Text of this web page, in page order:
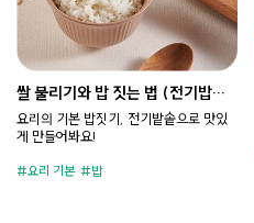
쌀 불리기와 밥 짓는 법 (전기밥솥
편)
요리의 기본 밥짓기, 전기밭솥으로 맛있
게 만들어봐요!
요리 기본 밥